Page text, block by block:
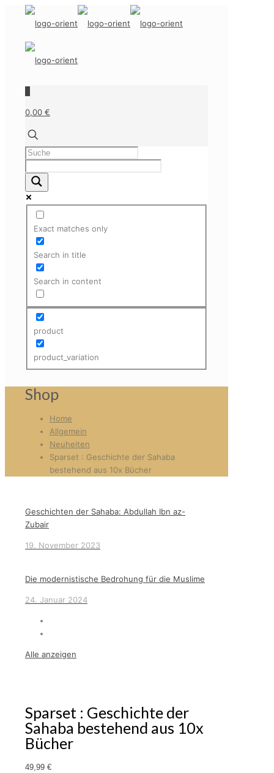
0,00 €
Exact matches only
Search in title
Search in content
product
product_variation
Shop
Home
Allgemein
Neuheiten
Sparset : Geschichte der Sahaba
bestehend aus 10x Bücher
Geschichten der Sahaba: Abdullah Ibn az-
Zubair
19. November 2023
Die modernistische Bedrohung für die Muslime
24. Januar 2024
Alle anzeigen
Sparset : Geschichte der
Sahaba bestehend aus 10x
Bücher
49,99 €